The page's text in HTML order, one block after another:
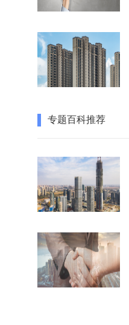
专题百科推荐